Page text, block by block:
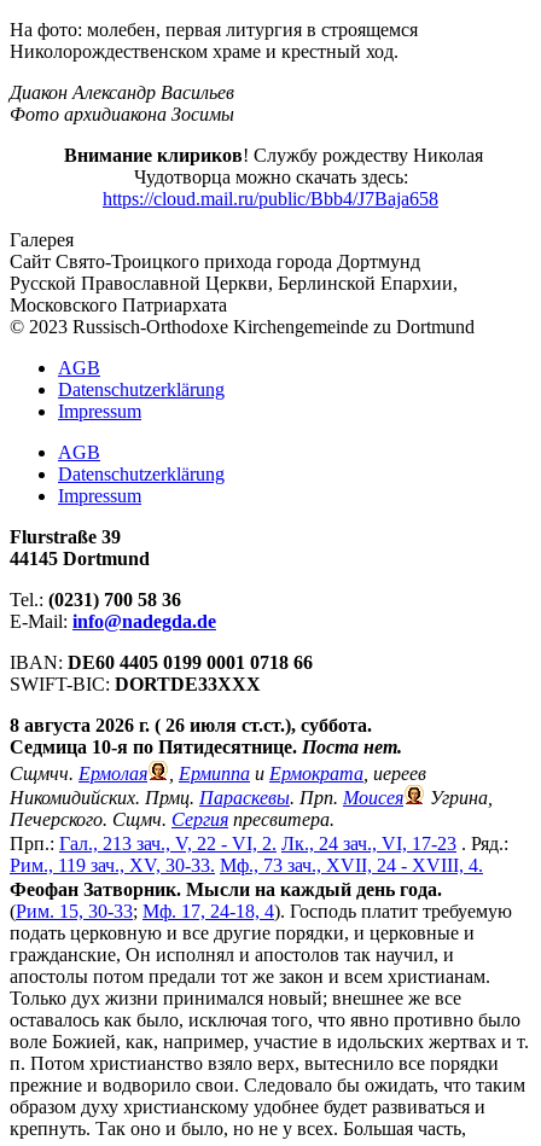
На фото: молебен, первая литургия в строящемся
Николорождественском храме и крестный ход.
Диакон Александр Васильев
Фото архидиакона Зосимы
Внимание клириков! Службу рождеству Николая
Чудотворца можно скачать здесь:
https://cloud.mail.ru/public/Bbb4/J7Baja658
Галерея
Сайт Свято-Троицкого прихода города Дортмунд
Русской Православной Церкви, Берлинской Епархии,
Московского Патриархата
© 2023 Russisch-Orthodoxe Kirchengemeinde zu Dortmund
АGB
Datenschutzerklärung
Impressum
АGB
Datenschutzerklärung
Impressum
Flurstraße 39
44145 Dortmund
Tel.: (0231) 700 58 36
E-Mail: info@nadegda.de
IBAN: DE60 4405 0199 0001 0718 66
SWIFT-BIC: DORTDE33XXX
8 августа 2026 г. ( 26 июля ст.ст.), суббота.
Седмица 10-я по Пятидесятнице. Поста нет.
Сщмчч. Ермолая Ермиппа и Ермократа , иереев
Никомидийских. Прмц. Параскевы. Прп. Моисея
Угрина,
Печерского. Сщмч. Сергия пресвитера.
Прп.: Гал., 213 зач., V, 22 - VI, 2. Лк., 24 зач., VI, 17-23 . Ряд.:
Рим., 119 зач., XV, 30-33. Мф., 73 зач., XVII, 24 - XVIII, 4.
Феофан Затворник. Мысли на каждый день года.
(Рим. 15, 30-33; Мф. 17, 24-18, 4). Господь платит требуемую
подать церковную и все другие порядки, и церковные и
гражданские, Он исполнял и апостолов так научил, и
апостолы потом предали тот же закон и всем христианам.
Только дух жизни принимался новый; внешнее же все
оставалось как было, исключая того, что явно противно было
воле Божией, как, например, участие в идольских жертвах и т.
п. Потом христианство взяло верх, вытеснило все порядки
прежние и водворило свои. Следовало бы ожидать, что таким
образом духу христианскому удобнее будет развиваться и
крепнуть. Так оно и было, но не у всех. Большая часть,